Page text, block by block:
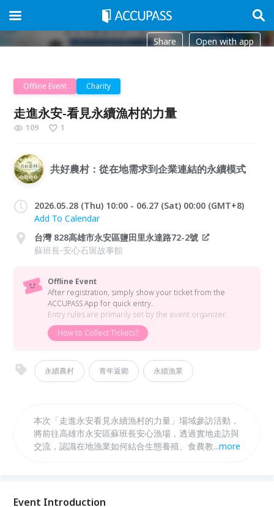
Share Open with app
Offline Event Charity
走進永安-看見永續漁村的力量
109 1
共好農村：從在地需求到企業連結的永續模式
2026.05.28 (Thu) 10:00 - 06.27 (Sat) 00:00 (GMT+8)
Add To Calendar
台灣 828高雄市永安區鹽田里永達路72-2號
蘇班長-安心石斑故事館
Offline Event
After registration, simply show your ticket from the
ACCUPASS App for quick entry.
Entry rules are primarily set by the event organizer.
How to Collect Tickets?
永續農村 青年返鄉 永續漁業
本次「走進永安看見永續漁村的力量」場域參訪活動，
將前往高雄市永安區蘇班長安心漁場，透過實地走訪與
交流，認識在地漁業如何結合生態養殖、食農教育與品
漁業展現新的生命力。同時結合「共好農村：從在地需
...more
Event Introduction